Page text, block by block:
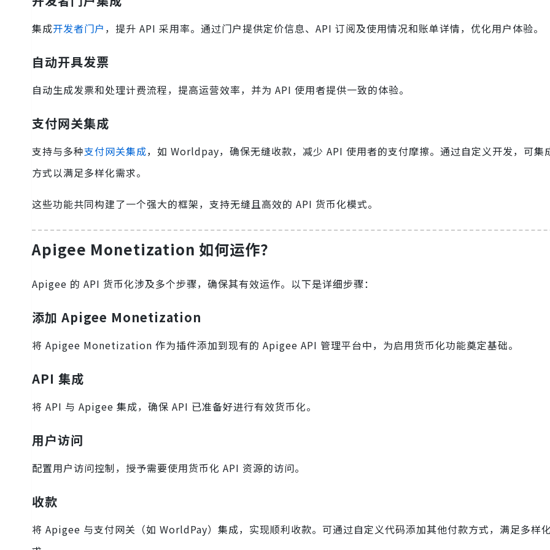
集成开发者门户 ，提升 API 采用率。通过门户提供定价信息、API 订阅及使用情况和账单详情，优化用户体验。
自动开具发票
自动生成发票和处理计费流程，提高运营效率，并为 API 使用者提供一致的体验。
支付网关集成
支持与多种支付网关集成，如 Worldpay，确保无缝收款，减少 API 使用者的支付摩擦。通过自定义开发，可集
方式以满足多样化需求。
这些功能共同构建了一个强大的框架，支持无缝且高效的 API 货币化模式。
Apigee Monetization 如何运作？
Apigee 的 API 货币化涉及多个步骤，确保其有效运作。以下是详细步骤：
添加 Apigee Monetization
将 Apigee Monetization 作为插件添加到现有的 Apigee API 管理平台中，为启用货币化功能奠定基础。
API 集成
将 API 与 Apigee 集成，确保 API 已准备好进行有效货币化。
用户访问
配置用户访问控制，授予需要使用货币化 API 资源的访问。
收款
将 Apigee 与支付网关（如 WorldPay）集成，实现顺利收款。可通过自定义代码添加其他付款方式，满足多样